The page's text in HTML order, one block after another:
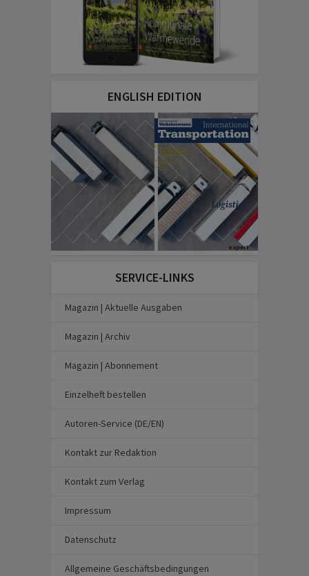
ENGLISH EDITION
SERVICE-LINKS
Magazin | Aktuelle Ausgaben
Magazin | Archiv
Magazin | Abonnement
Einzelheft bestellen
Autoren-Service (DE/EN)
Kontakt zur Redaktion
Kontakt zum Verlag
Impressum
Datenschutz
Allgemeine Geschäftsbedingungen